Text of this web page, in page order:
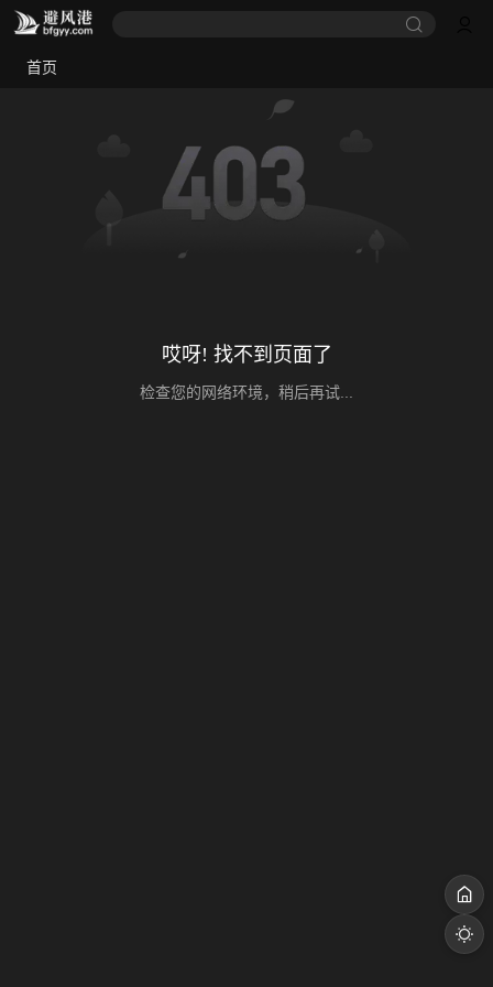
首页
哎呀! 找不到页面了
检查您的网络环境，稍后再试...